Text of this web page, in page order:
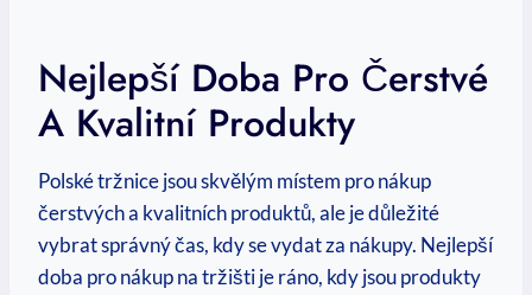
Nejlepší Doba Pro Čerstvé
A Kvalitní Produkty
Polské tržnice jsou skvělým místem pro nákup
čerstvých a kvalitních produktů, ale je důležité
vybrat správný čas, kdy se vydat za nákupy. Nejlepší
doba pro nákup na tržišti je ráno, kdy jsou produkty